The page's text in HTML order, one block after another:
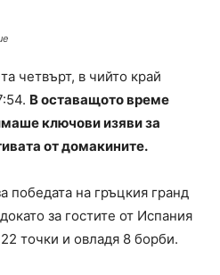
четвърт, в чийто край
В оставащото време
ключови изяви за
от домакините.
победата на гръцкия гранд
за гостите от Испания
точки и овладя 8 борби.